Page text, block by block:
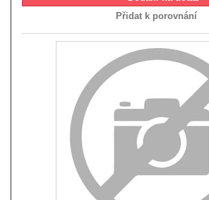
Přidat k porovnání